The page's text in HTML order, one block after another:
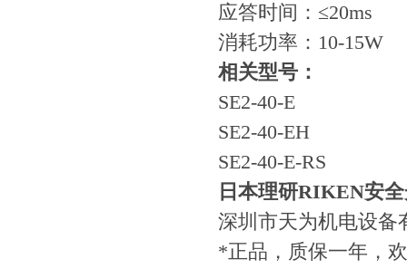
应答时间：≤20ms
消耗功率：10-15W
相关型号：
SE2-40-E
SE2-40-EH
SE2-40-E-RS
日本理研RIKEN安
深圳市天为机电设备
*正品，质保一年，